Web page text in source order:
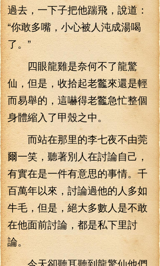
過去，一下子把他踹飛，說道：
“你敢多嘴，小心被人沌成湯喝
了。”
四眼龍雞是奈何不了龍驚
仙，但是，收拾起老龞來還是輕
而易舉的，這嚇得老龞急忙整個
身體縮入了甲殼之中。
而站在那里的李七夜不由莞
爾一笑，聽著別人在討論自己，
有實在是一件有意思的事情。千
百萬年以來，討論過他的人多如
牛毛，但是，絕大多數人是不敢
在他面前討論，都是私下里討
論。